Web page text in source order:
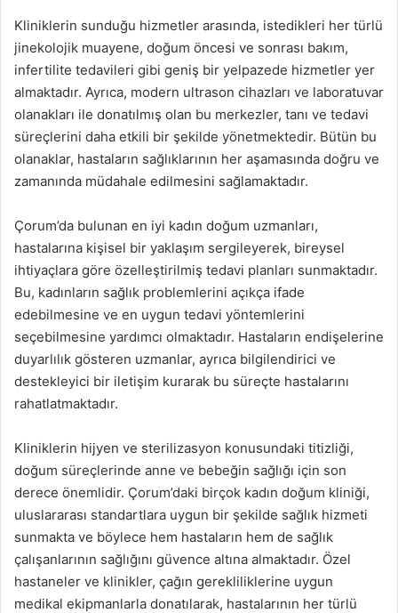
Kliniklerin sunduğu hizmetler arasında, istedikleri her türlü
jinekolojik muayene, doğum öncesi ve sonrası bakım,
infertilite tedavileri gibi geniş bir yelpazede hizmetler yer
almaktadır. Ayrıca, modern ultrason cihazları ve laboratuvar
olanakları ile donatılmış olan bu merkezler, tanı ve tedavi
süreçlerini daha etkili bir şekilde yönetmektedir. Bütün bu
olanaklar, hastaların sağlıklarının her aşamasında doğru ve
zamanında müdahale edilmesini sağlamaktadır.
Çorum’da bulunan en iyi kadın doğum uzmanları,
hastalarına kişisel bir yaklaşım sergileyerek, bireysel
ihtiyaçlara göre özelleştirilmiş tedavi planları sunmaktadır.
Bu, kadınların sağlık problemlerini açıkça ifade
edebilmesine ve en uygun tedavi yöntemlerini
seçebilmesine yardımcı olmaktadır. Hastaların endişelerine
duyarlılık gösteren uzmanlar, ayrıca bilgilendirici ve
destekleyici bir iletişim kurarak bu süreçte hastalarını
rahatlatmaktadır.
Kliniklerin hijyen ve sterilizasyon konusundaki titizliği,
doğum süreçlerinde anne ve bebeğin sağlığı için son
derece önemlidir. Çorum’daki birçok kadın doğum kliniği,
uluslararası standartlara uygun bir şekilde sağlık hizmeti
sunmakta ve böylece hem hastaların hem de sağlık
çalışanlarının sağlığını güvence altına almaktadır. Özel
hastaneler ve klinikler, çağın gerekliliklerine uygun
medikal ekipmanlarla donatılarak, hastalarının her türlü